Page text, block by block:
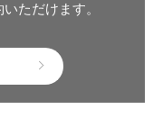
ただけます。